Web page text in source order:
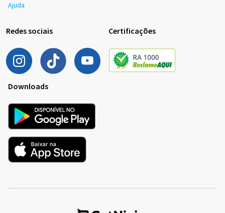
Ajuda
Redes sociais Certificações
Downloads